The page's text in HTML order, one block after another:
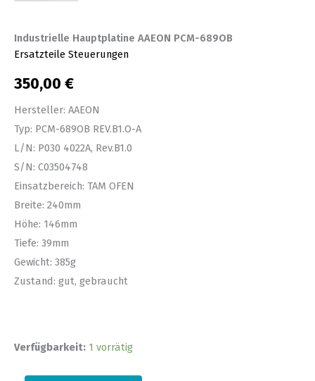
Industrielle Hauptplatine AAEON PCM-689OB
Ersatzteile Steuerungen
350,00 €
Hersteller: AAEON
Typ: PCM-689OB REV.B1.O-A
L/N: P030 4022A, Rev.B1.0
S/N: C03504748
Einsatzbereich: TAM OFEN
Breite: 240mm
Höhe: 146mm
Tiefe: 39mm
Gewicht: 385g
Zustand: gut, gebraucht
Verfügbarkeit: 1 vorrätig